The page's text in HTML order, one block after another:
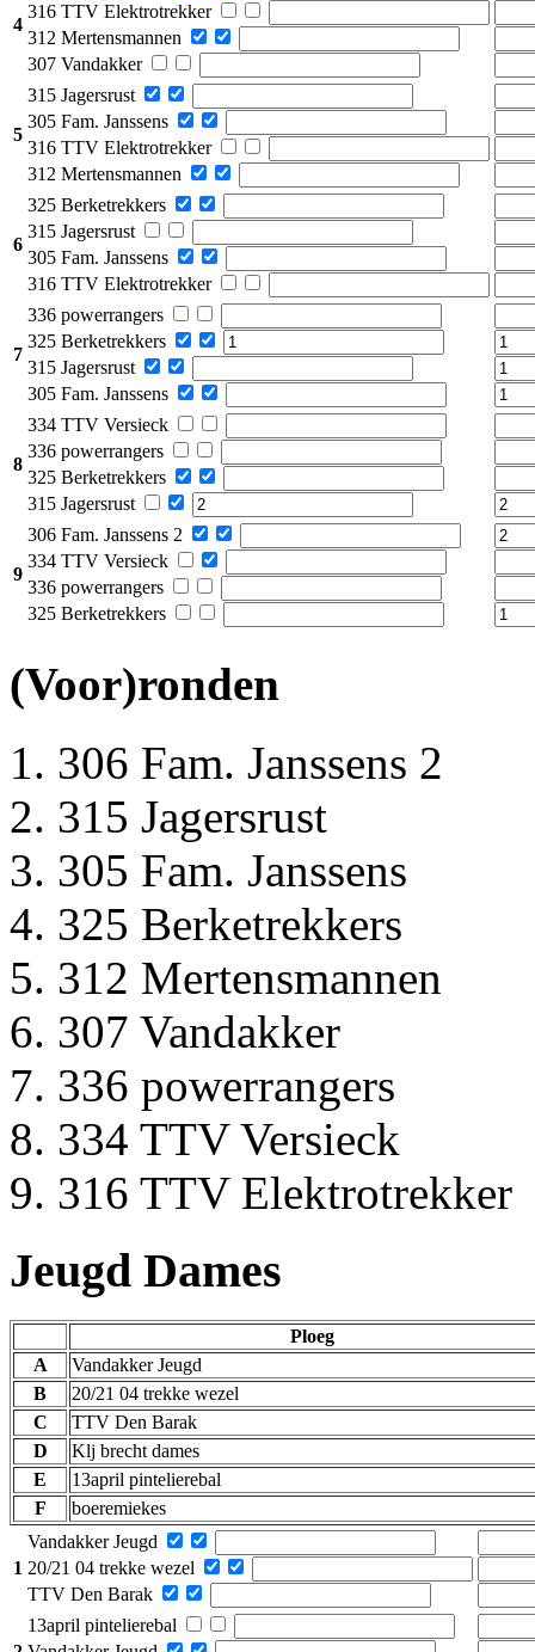
4
316 TTV Elektrotrekker
312 Mertensmannen
307 Vandakker
5
315 Jagersrust
305 Fam. Janssens
316 TTV Elektrotrekker
312 Mertensmannen
6
325 Berketrekkers
315 Jagersrust
305 Fam. Janssens
316 TTV Elektrotrekker
7
336 powerrangers
325 Berketrekkers
315 Jagersrust
305 Fam. Janssens
8
334 TTV Versieck
336 powerrangers
325 Berketrekkers
315 Jagersrust
9
306 Fam. Janssens 2
334 TTV Versieck
336 powerrangers
325 Berketrekkers
(Voor)ronden
306 Fam. Janssens 2
315 Jagersrust
305 Fam. Janssens
325 Berketrekkers
312 Mertensmannen
307 Vandakker
336 powerrangers
334 TTV Versieck
316 TTV Elektrotrekker
Jeugd Dames
Ploeg
A
Vandakker Jeugd
B
20/21 04 trekke wezel
C
TTV Den Barak
D
Klj brecht dames
E
13april pintelierebal
F
boeremiekes
1
Vandakker Jeugd
20/21 04 trekke wezel
TTV Den Barak
13april pintelierebal